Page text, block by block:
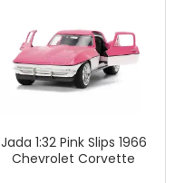
Jada 1:32 Pink Slips 1966
Chevrolet Corvette